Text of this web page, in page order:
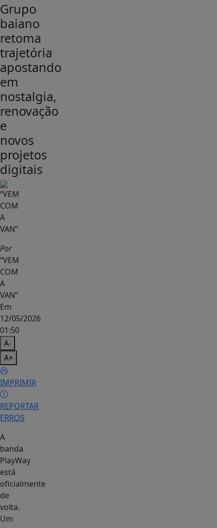
Grupo
baiano
retoma
trajetória
apostando
em
nostalgia,
renovação
e
novos
projetos
digitais
Por
“VEM
COM
A
VAN”
Em
12/05/2026
01:50
A-
A+
IMPRIMIR
REPORTAR
ERROS
A
banda
PlayWay
está
oficialmente
de
volta.
Um